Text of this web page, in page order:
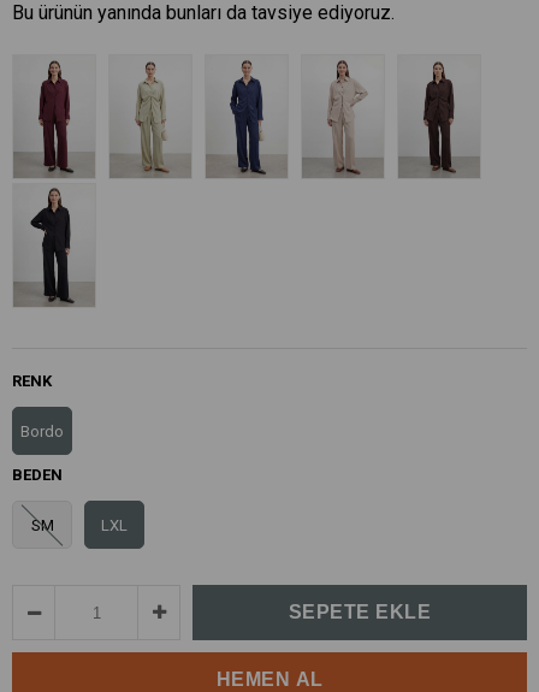
Bu ürünün yanında bunları da tavsiye ediyoruz.
RENK
Bordo
BEDEN
SM LXL